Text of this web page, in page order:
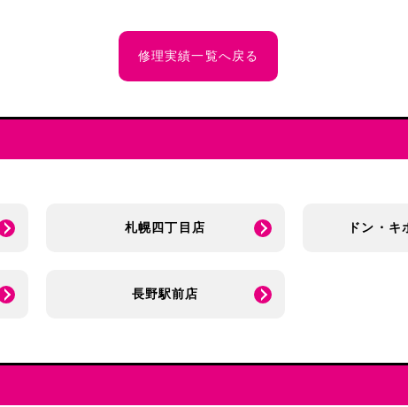
修理実績一覧へ戻る
札幌四丁目店 ドン・キ
長野駅前店